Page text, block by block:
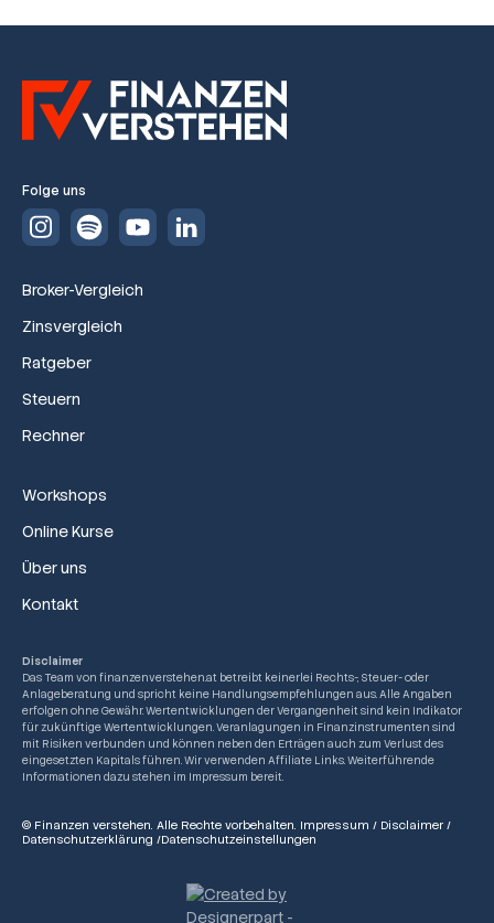
Folge uns
Broker-Vergleich
Zinsvergleich
Ratgeber
Steuern
Rechner
Workshops
Online Kurse
Über uns
Kontakt
Disclaimer
Das Team von finanzenverstehen.at betreibt keinerlei Rechts-, Steuer- oder
Anlageberatung und spricht keine Handlungsempfehlungen aus. Alle Angaben
erfolgen ohne Gewähr. Wertentwicklungen der Vergangenheit sind kein Indikator
für zukünftige Wertentwicklungen. Veranlagungen in Finanzinstrumenten sind
mit Risiken verbunden und können neben den Erträgen auch zum Verlust des
eingesetzten Kapitals führen. Wir verwenden Affiliate Links. Weiterführende
Informationen dazu stehen im Impressum bereit.
© Finanzen verstehen. Alle Rechte vorbehalten. Impressum / Disclaimer /
Datenschutzerklärung /Datenschutzeinstellungen